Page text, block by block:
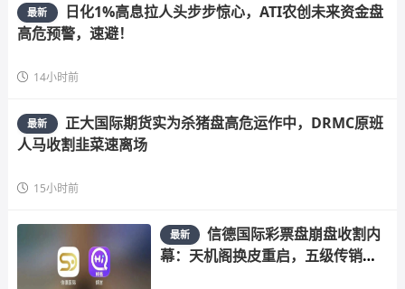
最新
日化1%高息拉人头步步惊心，ATI农创未来资金盘
高危预警，速避！
14小时前
最新
正大国际期货实为杀猪盘高危运作中，DRMC原班
人马收割韭菜速离场
15小时前
最新
信德国际彩票盘崩盘收割内
幕：天机阁换皮重启，五级传销骗